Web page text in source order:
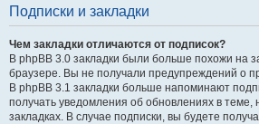
Подписки и закладки
Чем закладки отличаются от подписок?
В phpBB 3.0 закладки были больше похожи на
браузере. Вы не получали предупреждений о
В phpBB 3.1 закладки больше напоминают
получать уведомления об обновлениях в теме,
закладках. В случае подписки, вы будете